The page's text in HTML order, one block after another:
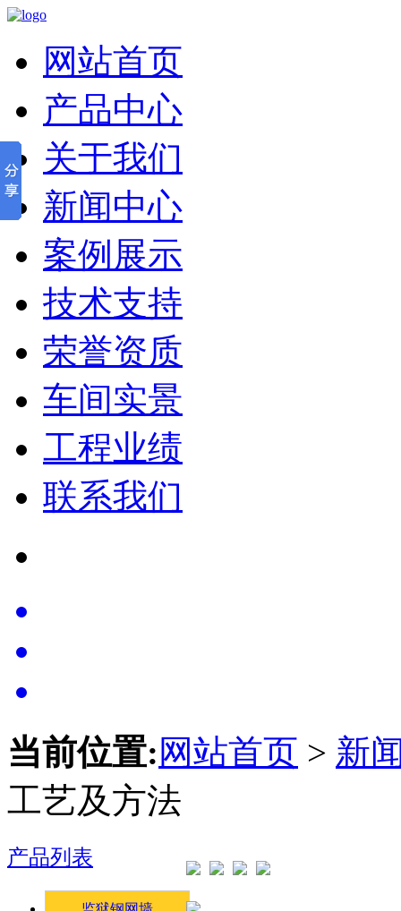
网站首页
产品中心
关于我们
新闻中心
案例展示
技术支持
荣誉资质
车间实景
工程业绩
联系我们
当前位置: 网站首页 > 新
工艺及方法
产品列表